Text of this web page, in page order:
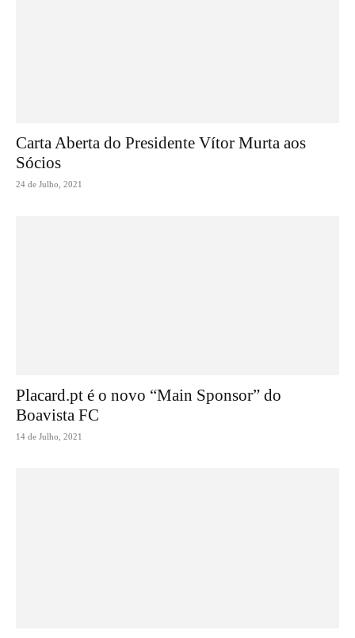
Carta Aberta do Presidente Vítor Murta aos
Sócios
24 de Julho, 2021
Placard.pt é o novo “Main Sponsor” do
Boavista FC
14 de Julho, 2021